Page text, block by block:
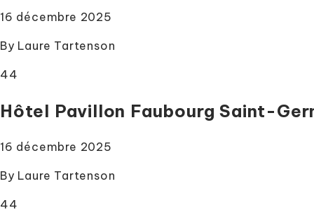
16 décembre 2025
By Laure Tartenson
44
Hôtel Pavillon Faubourg Saint-
16 décembre 2025
By Laure Tartenson
44